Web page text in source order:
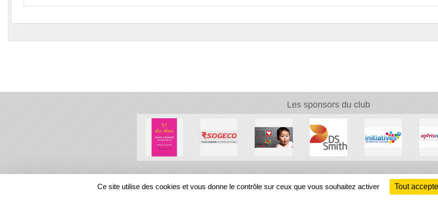
Les sponsors du club
REGIONS
Ce site utilise des cookies et vous donne le contrôle sur ceux que vous souhaitez activer Tout